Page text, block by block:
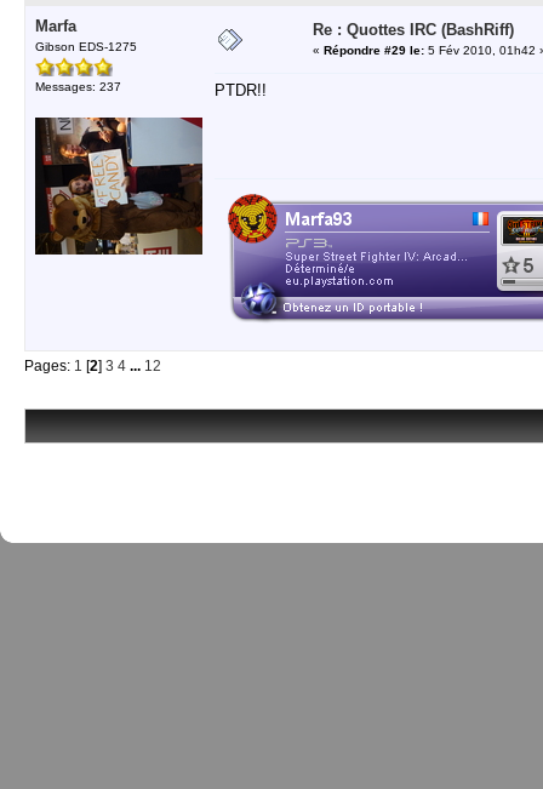
Marfa
Gibson EDS-1275
Messages: 237
Re : Quottes IRC (BashRiff)
« Répondre #29 le: 5 Fév 2010, 01h42
PTDR!!
Pages: 1 [2] 3 4 ... 12